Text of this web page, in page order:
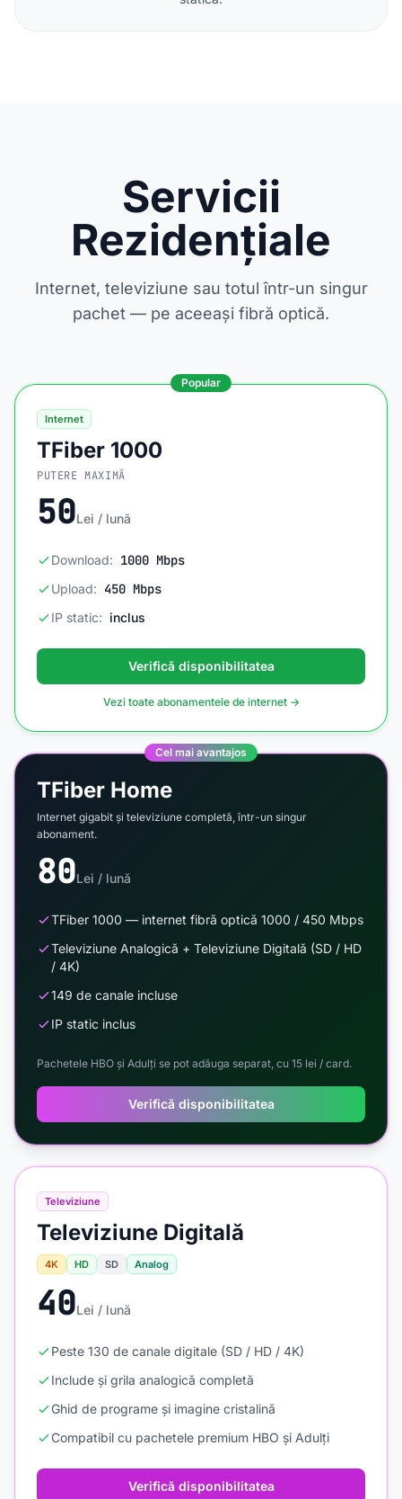
Servicii
Rezidențiale
Internet, televiziune sau totul într-un singur
pachet — pe aceeași fibră optică.
Popular
Internet
TFiber 1000
PUTERE MAXIMĂ
50Lei / lună
Download: 1000 Mbps
Upload: 450 Mbps
IP static: inclus
Verifică disponibilitatea
Vezi toate abonamentele de internet →
Televiziune
Televiziune Digitală
4K HD SD Analog
40Lei / lună
Peste 130 de canale digitale (SD / HD / 4K)
Include și grila analogică completă
Ghid de programe și imagine cristalină
Compatibil cu pachetele premium HBO și Adulți
Verifică disponibilitatea
Cel mai avantajos
TFiber Home
Internet gigabit și televiziune completă, într-un singur
abonament.
80Lei / lună
TFiber 1000 — internet fibră optică 1000 / 450 Mbps
Televiziune Analogică + Televiziune Digitală (SD / HD
/ 4K)
149 de canale incluse
IP static inclus
Pachetele HBO și Adulți se pot adăuga separat, cu 15 lei / card.
Verifică disponibilitatea